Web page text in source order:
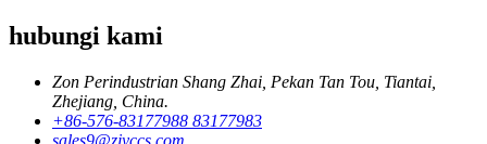
hubungi kami
Zon Perindustrian Shang Zhai, Pekan Tan Tou, Tiantai,
Zhejiang, China.
+86-576-83177988 83177983
sales9@zjyccs.com